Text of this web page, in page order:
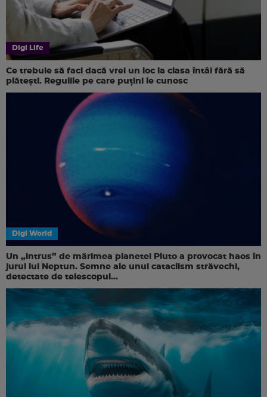
Digi Life
Ce trebuie să faci dacă vrei un loc la clasa întâi fără să
plătești. Regulile pe care puțini le cunosc
Digi World
Un „intrus” de mărimea planetei Pluto a provocat haos în
jurul lui Neptun. Semne ale unui cataclism străvechi,
detectate de telescopul...